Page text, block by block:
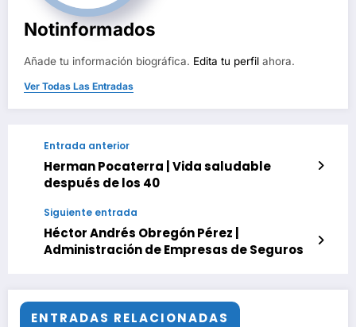
Notinformados
Añade tu información biográfica. Edita tu perfil ahora.
Ver Todas Las Entradas
Entrada anterior
Herman Pocaterra | Vida saludable
después de los 40
Siguiente entrada
Héctor Andrés Obregón Pérez |
Administración de Empresas de Seguros
ENTRADAS RELACIONADAS